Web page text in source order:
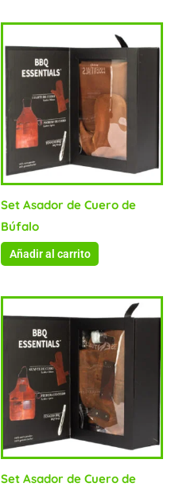
Set Asador de Cuero de
Búfalo
Añadir al carrito
Set Asador de Cuero de